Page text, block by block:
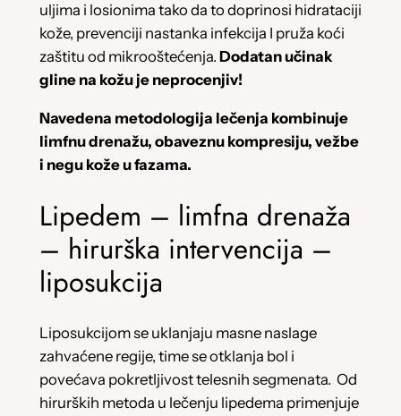
uljima i losionima tako da to doprinosi hidrataciji
kože, prevenciji nastanka infekcija I pruža koći
zaštitu od mikrooštećenja. Dodatan učinak
gline na kožu je neprocenjiv!
Navedena metodologija lečenja kombinuje
limfnu drenažu, obaveznu kompresiju, vežbe
i negu kože u fazama.
Lipedem – limfna drenaža
– hirurška intervencija –
liposukcija
Liposukcijom se uklanjaju masne naslage
zahvaćene regije, time se otklanja bol i
povećava pokretljivost telesnih segmenata. Od
hirurških metoda u lečenju lipedema primenjuje